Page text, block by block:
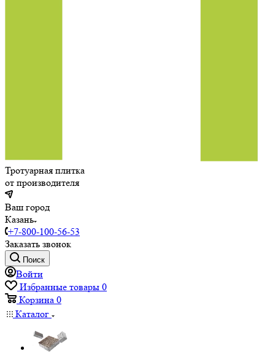
Тротуарная плитка
от производителя
Ваш город
Казань
+7-800-100-56-53
Заказать звонок
Поиск
Войти
Избранные товары 0
Корзина 0
Каталог